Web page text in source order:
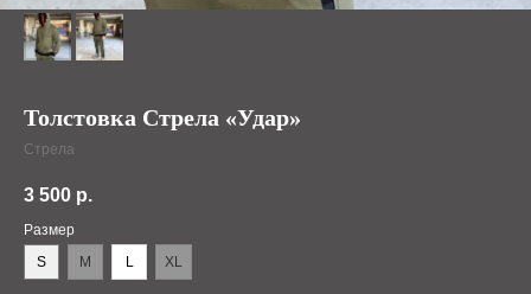
Толстовка Стрела «Удар»
Стрела
3 500 р.
Размер
S
M L XL